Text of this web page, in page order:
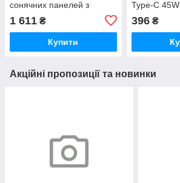
сонячних панелей з
1 611 ₴
Купити
Type-C 45W
396₴
Акційні пропозиції та новинки